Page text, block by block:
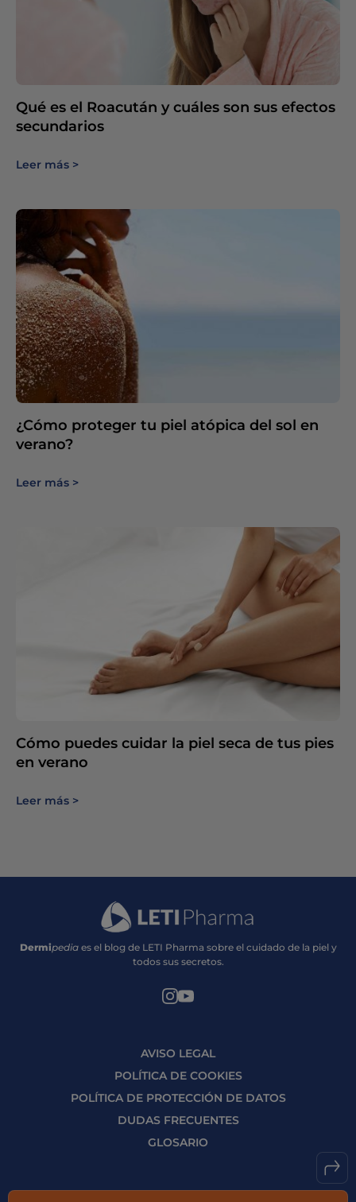
Qué es el Roacután y cuáles son sus efectos
secundarios
Leer más
¿Cómo proteger tu piel atópica del sol en
verano?
Leer más
Cómo puedes cuidar la piel seca de tus pies
en verano
Leer más
Dermipediaes el blog de LETI Pharma sobre el cuidado de la piel y
todos sus secretos.
AVISO LEGAL
POLÍTICA DE COOKIES
POLÍTICA DE PROTECCIÓN DE DATOS
DUDAS FRECUENTES
GLOSARIO